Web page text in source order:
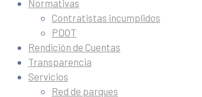
Normativas
Contratistas incumplidos
PDOT
Rendición de Cuentas
Transparencia
Servicios
Red de parques